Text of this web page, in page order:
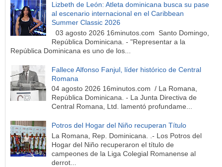
Lizbeth de León: Atleta dominicana busca su pase
al escenario internacional en el Caribbean
Summer Classic 2026
03 agosto 2026 16minutos.com Santo Domingo,
República Dominicana. - "Representar a la
República Dominicana es uno de los...
Fallece Alfonso Fanjul, líder histórico de Central
Romana
04 agosto 2026 16minutos.com / La Romana,
República Dominicana. - La Junta Directiva de
Central Romana, Ltd. lamentó profundame...
Potros del Hogar del Niño recuperan Título
La Romana, Rep. Dominicana. .- Los Potros del
Hogar del Niño recuperaron el título de
campeones de la Liga Colegial Romanense al
derrot...